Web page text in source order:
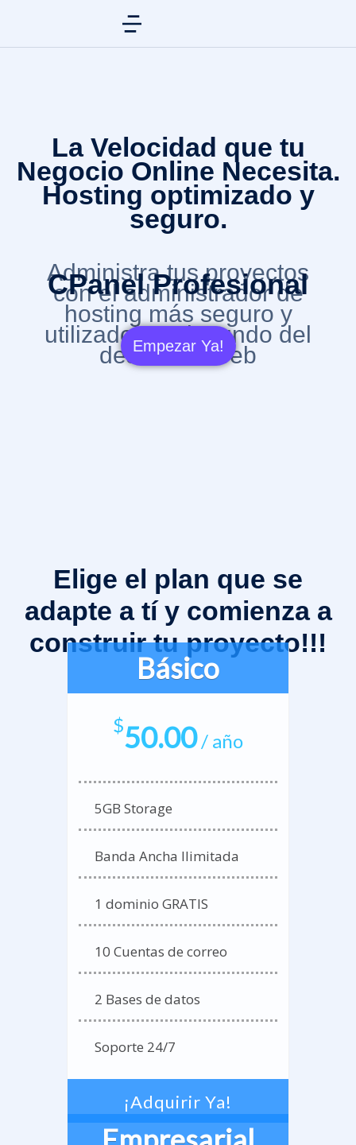
La Velocidad que tu
Negocio Online Necesita.
Hosting optimizado y
seguro.
CPanel Profesional
Administra tus proyectos
con el administrador de
hosting más seguro y
utilizado en el mundo del
desarrollo web
Empezar Ya!
Elige el plan que se
adapte a tí y comienza a
construir tu proyecto!!!
Básico
$50.00/ año
5GB Storage
Banda Ancha Ilimitada
1 dominio GRATIS
10 Cuentas de correo
2 Bases de datos
Soporte 24/7
¡Adquirir Ya!